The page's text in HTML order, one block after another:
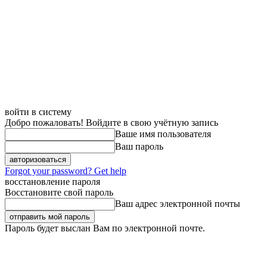
войти в систему
Добро пожаловать! Войдите в свою учётную запись
Ваше имя пользователя
Ваш пароль
Forgot your password? Get help
восстановление пароля
Восстановите свой пароль
Ваш адрес электронной почты
Пароль будет выслан Вам по электронной почте.